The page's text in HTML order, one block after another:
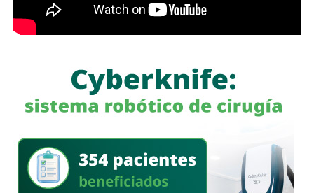
Gallardo también anunció que, por primera vez,
contará con un sistema de videovigilancia equipado
con reconocimiento facial e inteligencia artificialpara
Detalló que durante la feria operarán más de mil 600
elementos de seguridad, de los cuales mil 200
corresponden a corporaciones de seguridad pública y
Protección Civil, a